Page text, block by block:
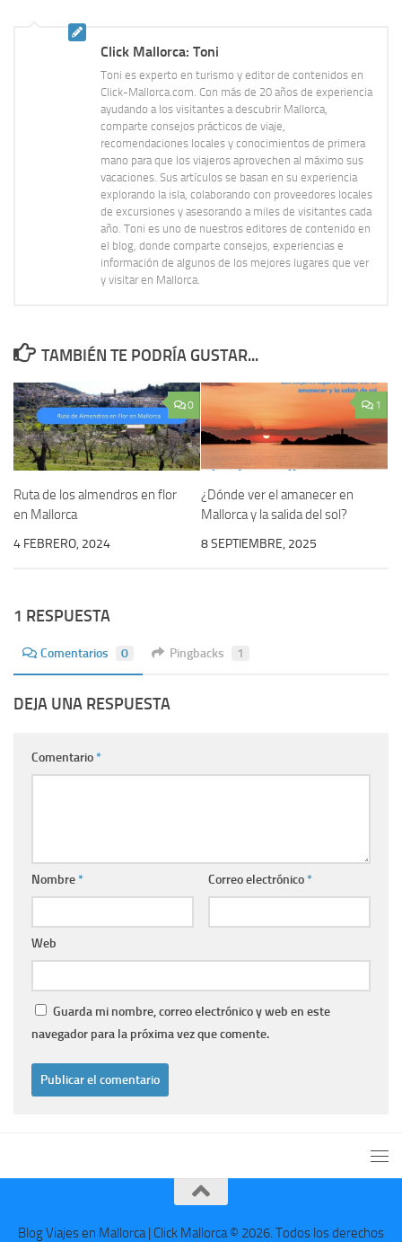
Click Mallorca: Toni
Toni es experto en turismo y editor de contenidos en
Click-Mallorca.com. Con más de 20 años de experiencia
ayudando a los visitantes a descubrir Mallorca,
comparte consejos prácticos de viaje,
recomendaciones locales y conocimientos de primera
mano para que los viajeros aprovechen al máximo sus
vacaciones. Sus artículos se basan en su experiencia
explorando la isla, colaborando con proveedores locales
de excursiones y asesorando a miles de visitantes cada
año. Toni es uno de nuestros editores de contenido en
el blog, donde comparte consejos, experiencias e
información de algunos de los mejores lugares que ver
y visitar en Mallorca.
TAMBIÉN TE PODRÍA GUSTAR...
0
Ruta de los almendros en flor
en Mallorca
4 FEBRERO, 2024
1
¿Dónde ver el amanecer en
Mallorca y la salida del sol?
8 SEPTIEMBRE, 2025
1 RESPUESTA
Comentarios 0 Pingbacks 1
DEJA UNA RESPUESTA
Comentario*
Nombre* Correo electrónico*
Web
Guarda mi nombre, correo electrónico y web en este
navegador para la próxima vez que comente.
Blog Viajes en Mallorca | Click Mallorca © 2026. Todos los derechos